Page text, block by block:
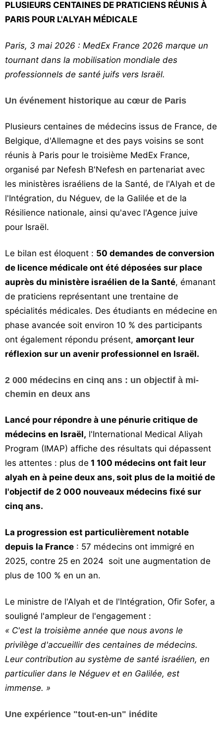
Vos
chroniques
Les
bonnes
adresses
PLUSIEURS CENTAINES DE PRATICIENS RÉUNIS À
PARIS POUR L'ALYAH MÉDICALE
Paris, 3 mai 2026 : MedEx France 2026 marque un
tournant dans la mobilisation mondiale des
professionnels de santé juifs vers Israël.
Un événement historique au cœur de Paris
Plusieurs centaines de médecins issus de France, de
Belgique, d'Allemagne et des pays voisins se sont
réunis à Paris pour le troisième MedEx France,
organisé par Nefesh B'Nefesh en partenariat avec
les ministères israéliens de la Santé, de l'Alyah et de
l'Intégration, du Néguev, de la Galilée et de la
Résilience nationale, ainsi qu'avec l'Agence juive
pour Israël.
Le bilan est éloquent : 50 demandes de conversion
de licence médicale ont été déposées sur place
auprès du ministère israélien de la Santé, émanant
de praticiens représentant une trentaine de
spécialités médicales. Des étudiants en médecine en
phase avancée soit environ 10 % des participants
ont également répondu présent, amorçant leur
réflexion sur un avenir professionnel en Israël.
2 000 médecins en cinq ans : un objectif à mi-
chemin en deux ans
Lancé pour répondre à une pénurie critique de
médecins en Israël, l'International Medical Aliyah
Program (IMAP) affiche des résultats qui dépassent
les attentes : plus de 1 100 médecins ont fait leur
alyah en à peine deux ans, soit plus de la moitié de
l'objectif de 2 000 nouveaux médecins fixé sur
cinq ans.
La progression est particulièrement notable
depuis la France : 57 médecins ont immigré en
2025, contre 25 en 2024 soit une augmentation de
plus de 100 % en un an.
Le ministre de l'Alyah et de l'Intégration, Ofir Sofer, a
souligné l'ampleur de l'engagement :
« C'est la troisième année que nous avons le
privilège d'accueillir des centaines de médecins.
Leur contribution au système de santé israélien, en
particulier dans le Néguev et en Galilée, est
immense. »
Une expérience "tout-en-un" inédite